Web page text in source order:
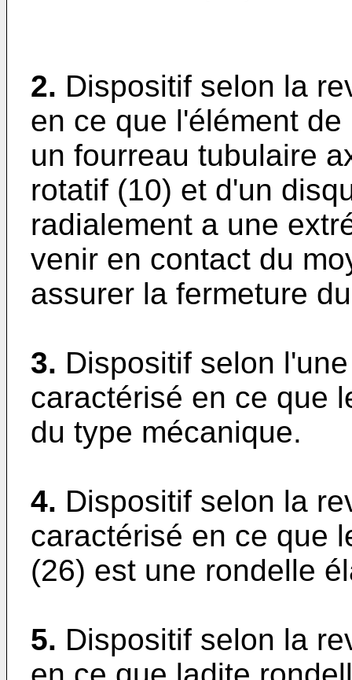
2. Dispositif selon la
en ce que l'élément
un fourreau tubulaire
rotatif (10) et d'un
radialement a une
venir en contact du
assurer la fermeture
3. Dispositif selon
caractérisé en ce que
du type mécanique.
4. Dispositif selon la
caractérisé en ce que
(26) est une rondelle
5. Dispositif selon la